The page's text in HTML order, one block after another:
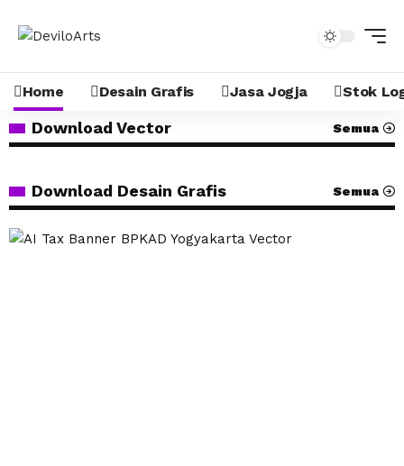
Home Desain Grafis Jasa Jogja Stok
Download Vector Semua
Download Desain Grafis Semua